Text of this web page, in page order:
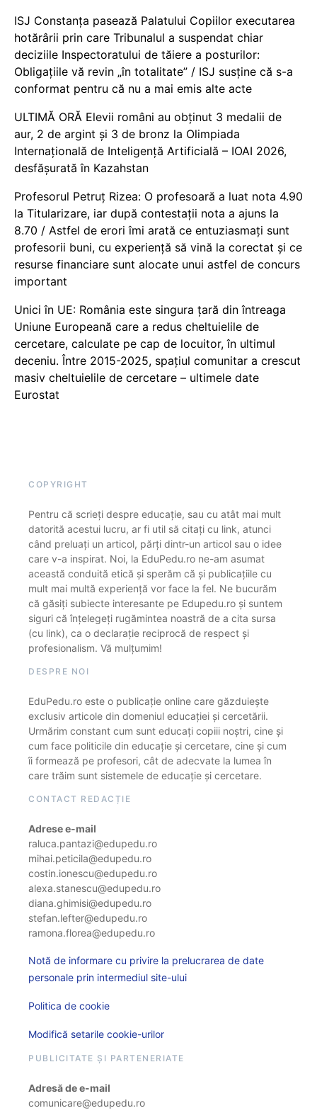
ISJ Constanța pasează Palatului Copiilor executarea
hotărârii prin care Tribunalul a suspendat chiar
deciziile Inspectoratului de tăiere a posturilor:
Obligațiile vă revin „în totalitate” / ISJ susține că s-a
conformat pentru că nu a mai emis alte acte
ULTIMĂ ORĂ Elevii români au obținut 3 medalii de
aur, 2 de argint și 3 de bronz la Olimpiada
Internațională de Inteligență Artificială – IOAI 2026,
desfășurată în Kazahstan
Profesorul Petruț Rizea: O profesoară a luat nota 4.90
la Titularizare, iar după contestații nota a ajuns la
8.70 / Astfel de erori îmi arată ce entuziasmați sunt
profesorii buni, cu experiență să vină la corectat și ce
resurse financiare sunt alocate unui astfel de concurs
important
Unici în UE: România este singura țară din întreaga
Uniune Europeană care a redus cheltuielile de
cercetare, calculate pe cap de locuitor, în ultimul
deceniu. Între 2015-2025, spațiul comunitar a crescut
masiv cheltuielile de cercetare – ultimele date
Eurostat
COPYRIGHT
Pentru că scrieți despre educație, sau cu atât mai mult
datorită acestui lucru, ar fi util să citați cu link, atunci
când preluați un articol, părți dintr-un articol sau o idee
care v-a inspirat. Noi, la EduPedu.ro ne-am asumat
această conduită etică și sperăm că și publicațiile cu
mult mai multă experiență vor face la fel. Ne bucurăm
că găsiți subiecte interesante pe Edupedu.ro și suntem
siguri că înțelegeți rugămintea noastră de a cita sursa
(cu link), ca o declarație reciprocă de respect și
profesionalism. Vă mulțumim!
DESPRE NOI
EduPedu.ro este o publicație online care găzduiește
exclusiv articole din domeniul educației și cercetării.
Urmărim constant cum sunt educați copiii noștri, cine și
cum face politicile din educație și cercetare, cine și cum
îi formează pe profesori, cât de adecvate la lumea în
care trăim sunt sistemele de educație și cercetare.
CONTACT REDACȚIE
Adrese e-mail
raluca.pantazi@edupedu.ro
mihai.peticila@edupedu.ro
costin.ionescu@edupedu.ro
alexa.stanescu@edupedu.ro
diana.ghimisi@edupedu.ro
stefan.lefter@edupedu.ro
ramona.florea@edupedu.ro
Notă de informare cu privire la prelucrarea de date
personale prin intermediul site-ului
Politica de cookie
Modifică setarile cookie-urilor
PUBLICITATE ȘI PARTENERIATE
Adresă de e-mail
comunicare@edupedu.ro